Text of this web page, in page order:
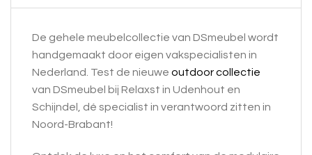
De gehele meubelcollectie van DSmeubel wordt
handgemaakt door eigen vakspecialisten in
Nederland. Test de nieuwe outdoor collectie
van DSmeubel bij Relaxst in Udenhout en
Schijndel, dé specialist in verantwoord zitten in
Noord-Brabant!